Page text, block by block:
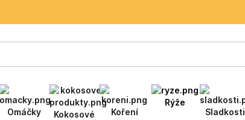
Omáčky
Kokosové
Koření
Rýže
Sladkosti